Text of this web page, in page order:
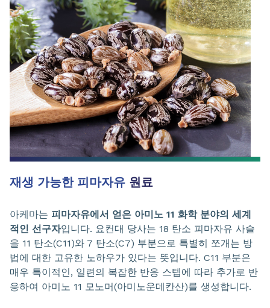
재생 가능한 피마자유 원료
아케마는 피마자유에서 얻은 아미노 11 화학 분야의 세계
적인 선구자입니다. 요컨대 당사는 18 탄소 피마자유 사슬
을 11 탄소(C11)와 7 탄소(C7) 부분으로 특별히 쪼개는 방
법에 대한 고유한 노하우가 있다는 뜻입니다. C11 부분은
매우 특이적인, 일련의 복잡한 반응 스텝에 따라 추가로 반
응하여 아미노 11 모노머(아미노운데칸산)를 생성합니다.